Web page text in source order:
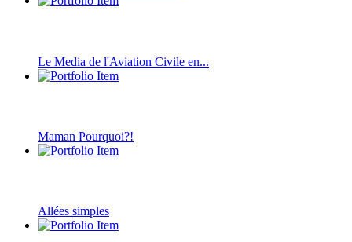
Le Media de l'Aviation Civile en...
Maman Pourquoi?!
Allées simples